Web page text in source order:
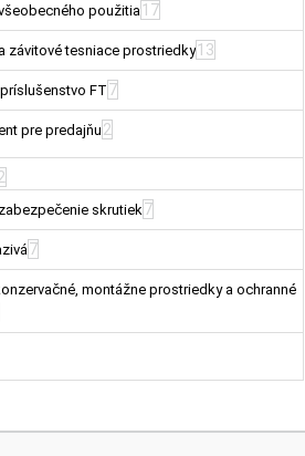
použitia 17
závitové tesniace prostriedky 13
FT 7
pre predajňu 2
skrutiek7
7
montážne prostriedky a ochranné